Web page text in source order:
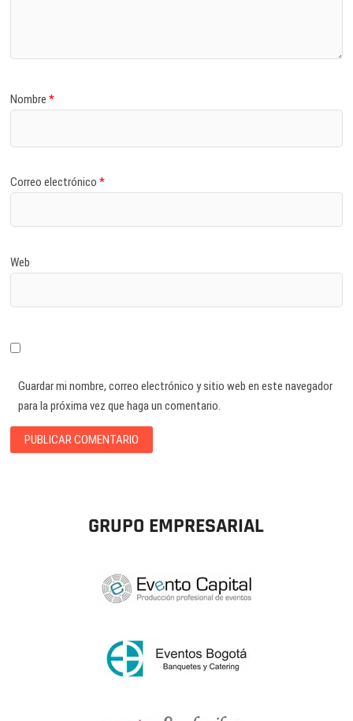
Nombre*
Correo electrónico*
Web
Guardar mi nombre, correo electrónico y sitio web en este navegador
para la próxima vez que haga un comentario.
GRUPO EMPRESARIAL